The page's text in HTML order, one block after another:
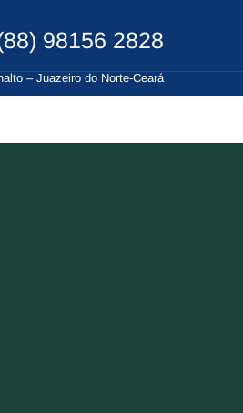
98156 2828
– Juazeiro do Norte-Ceará